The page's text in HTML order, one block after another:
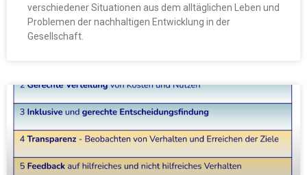
verschiedener Situationen aus dem alltäglichen Leben und
Problemen der nachhaltigen Entwicklung in der
Gesellschaft.